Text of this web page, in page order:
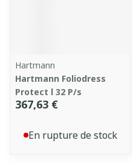
Hartmann
Hartmann Foliodress
Protect l 32 P/s
367,63 €
En rupture de stock